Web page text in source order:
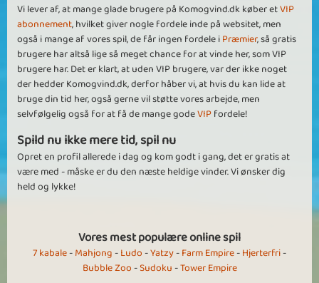
Vi lever af, at mange glade brugere på Komogvind.dk køber etVIP
abonnement, hvilket giver nogle fordele inde på websitet, men
også i mange af vores spil, de får ingen fordele iPræmier, så gratis
brugere har altså lige så meget chance for at vinde her, som VIP
brugere har. Det er klart, at uden VIP brugere, var der ikke noget
der hedder Komogvind.dk, derfor håber vi, at hvis du kan lide at
bruge din tid her, også gerne vil støtte vores arbejde, men
selvfølgelig også for at få de mange godeVIPfordele!
Spild nu ikke mere tid, spil nu
Opret en profil allerede i dag og kom godt i gang, det er gratis at
være med - måske er du den næste heldige vinder. Vi ønsker dig
held og lykke!
Vores mest populære online spil
7 kabale-Mahjong-Ludo-Yatzy-Farm Empire-Hjerterfri-
Bubble Zoo-Sudoku-Tower Empire